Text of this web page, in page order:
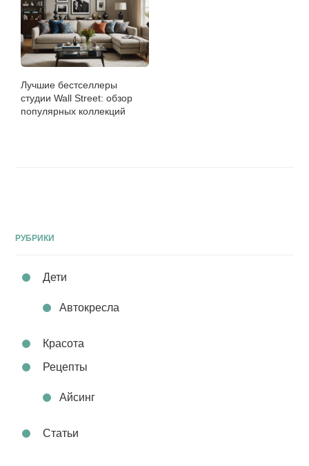
Лучшие бестселлеры
студии Wall Street: обзор
популярных коллекций
РУБРИКИ
Дети
Автокресла
Красота
Рецепты
Айсинг
Статьи